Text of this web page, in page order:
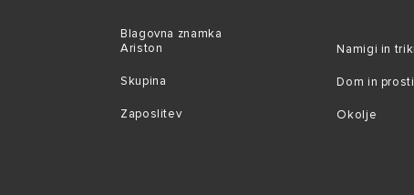
Blagovna znamka
Ariston
Skupina
Zaposlitev
Namigi in triki
Dom in
Okolje